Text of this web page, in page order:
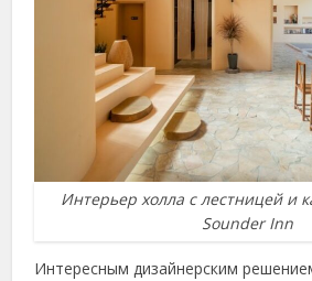
Интерьер холла с лестницей и
Sounder Inn
Интересным дизайнерским